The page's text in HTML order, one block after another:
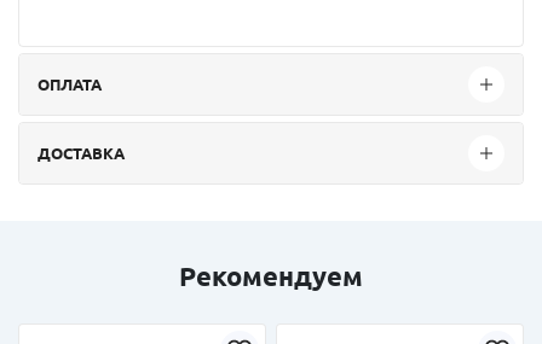
ОПЛАТА
ДОСТАВКА
Рекомендуем